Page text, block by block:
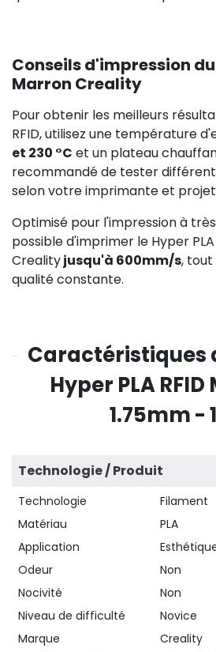
Conseils d'impression du
Marron Creality
Pour obtenir les meilleurs
RFID, utilisez une température
et 230 °C et un plateau
recommandé de tester
selon votre imprimante et
Optimisé pour l'impression à
possible d'imprimer le Hyper PLA
Crealityjusqu'à 600mm/s,
qualité constante.
Caractéristiques
Hyper PLA
1.75mm -
Technologie / Produit
Technologie
Filament
Matériau
PLA
Application
Odeur
Non
Nocivité
Non
Niveau de difficulté
Novice
Marque
Creality